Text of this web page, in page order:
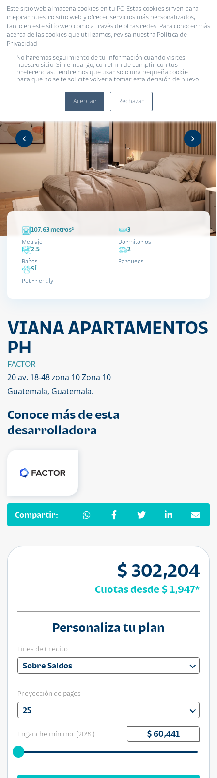
Este sitio web almacena cookies en tu PC. Estas cookies sirven para
mejorar nuestro sitio web y ofrecer servicios más personalizados,
tanto en este sitio web como a través de otras redes. Para conocer más
acerca de las cookies que utilizamos, revisa nuestra Política de
Privacidad.
No haremos seguimiento de tu información cuando visites
nuestro sitio. Sin embargo, con el fin de cumplir con tus
preferencias, tendremos que usar solo una pequeña cookie
para que no se te solicite volver a tomar esta decisión de nuevo.
Aceptar Rechazar
107.63 metros²
Metraje
3
Dormitorios
2.5
Baños
2
Parqueos
Sí
Pet Friendly
VIANA APARTAMENTOS
PH
FACTOR
20 av. 18-48 zona 10 Zona 10
Guatemala, Guatemala.
Conoce más de esta
desarrolladora
Compartir:
$ 302,204
Cuotas desde $ 1,947*
Personaliza tu plan
Línea de Crédito
Sobre Saldos
Proyección de pagos
25
Enganche mínimo: (20%)